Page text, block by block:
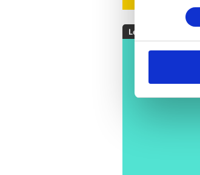
Lezen
De 4